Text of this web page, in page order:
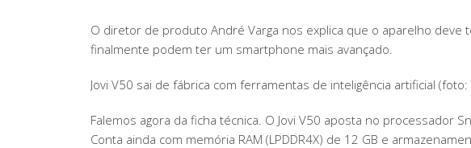
O diretor de produto André Varga nos explica que o aparelho
finalmente podem ter um smartphone mais avançado.
Jovi V50 sai de fábrica com ferramentas de inteligência artificial
Falemos agora da ficha técnica. O Jovi V50 aposta no processador
Conta ainda com memória RAM (LPDDR4X) de 12 GB e